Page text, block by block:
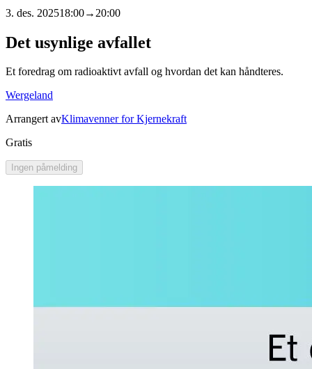
3. des. 202518:00→ 20:00
Det usynlige avfallet
Et foredrag om radioaktivt avfall og hvordan det kan håndteres.
Wergeland
Arrangert avKlimavenner for Kjernekraft
Gratis
Ingen påmelding